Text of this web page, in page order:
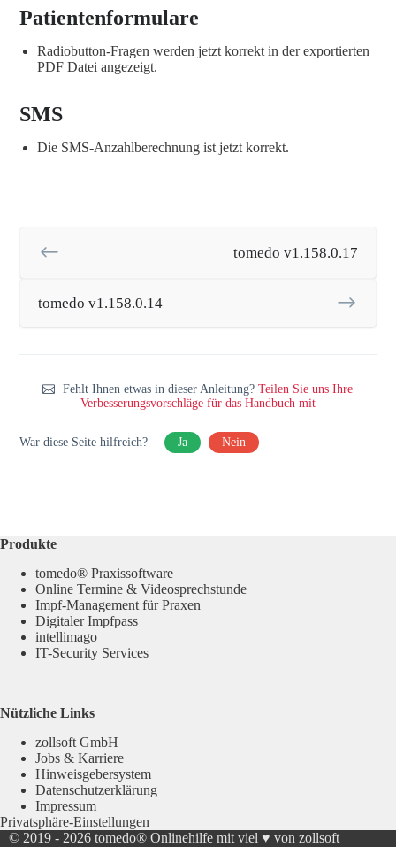
Patientenformulare
Radiobutton-Fragen werden jetzt korrekt in der exportierten
PDF Datei angezeigt.
SMS
Die SMS-Anzahlberechnung ist jetzt korrekt.
tomedo v1.158.0.17
tomedo v1.158.0.14
Fehlt Ihnen etwas in dieser Anleitung?Teilen Sie uns Ihre
Verbesserungsvorschläge für das Handbuch mit
War diese Seite hilfreich? Ja Nein
Produkte
tomedo® Praxissoftware
Online Termine & Videosprechstunde
Impf-Management für Praxen
Digitaler Impfpass
intellimago
IT-Security Services
Nützliche Links
zollsoft GmbH
Jobs & Karriere
Hinweisgebersystem
Datenschutzerklärung
Impressum
Privatsphäre-Einstellungen
© 2019 - 2026tomedo® Onlinehilfe mit viel ♥ von zollsoft